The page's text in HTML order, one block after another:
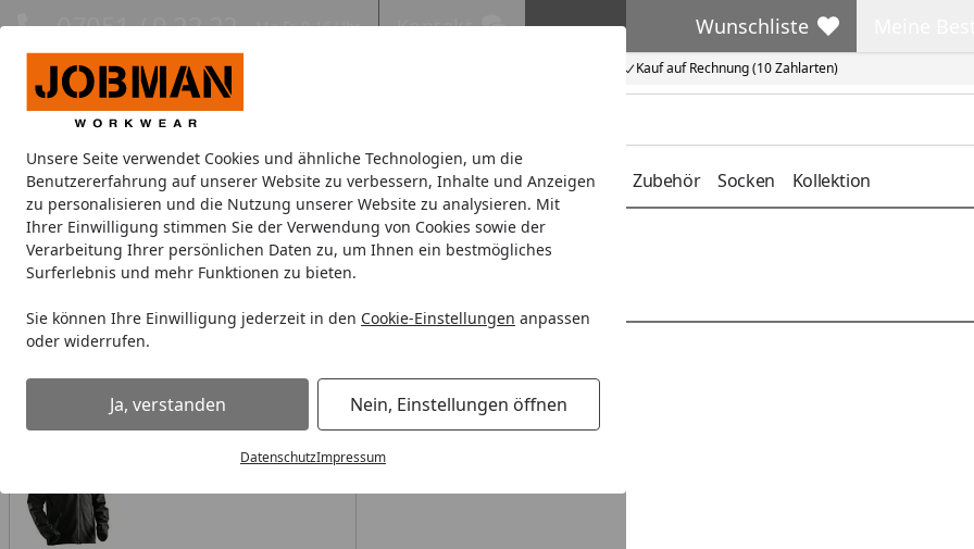
Unsere Seite verwendet Cookies und ähnliche Technologien, um die
Benutzererfahrung auf unserer Website zu verbessern, Inhalte und Anzeigen
zu personalisieren und die Nutzung unserer Website zu analysieren. Mit
Ihrer Einwilligung stimmen Sie der Verwendung von Cookies sowie der
Verarbeitung Ihrer persönlichen Daten zu, um Ihnen ein bestmögliches
Surferlebnis und mehr Funktionen zu bieten.
Sie können Ihre Einwilligung jederzeit in den Cookie-Einstellungen anpassen
oder widerrufen.
Ja, verstanden Nein, Einstellungen öffnen
DatenschutzImpressum
Eigene Montage-Teams Kauf auf Rechnung (10 Zahlarten)
07051 / 9 22 22 Mo-Fr. 8-16 Uhr Kontakt Wunschliste
Wunschliste
Jacken Hosen Oberbekleidung Unterwäsche Kopfbedeckung Gürtel Zubehör Socken Kollektion
Startseite
Jacken
Jacken
Wählen Sie Ihre Wunschkategorie
Arbeitsjacken
Arbeitsjacken